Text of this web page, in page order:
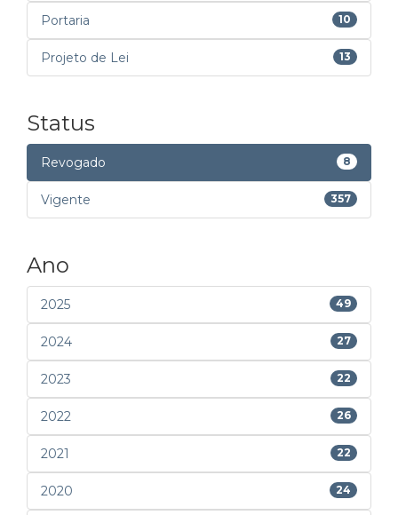
Portaria 10
Projeto de Lei 13
Status
Revogado 8
Vigente 357
Ano
2025 49
2024 27
2023 22
2022 26
2021 22
2020 24